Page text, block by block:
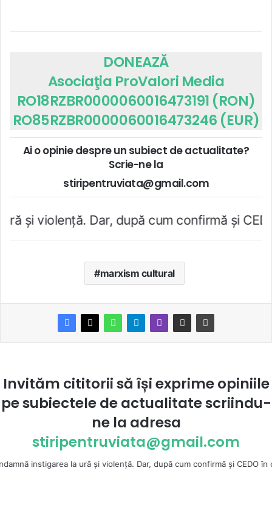
DONEAZĂ
Asociaţia ProValori Media
RO18RZBR0000060016473191 (RON)
RO85RZBR0000060016473246 (EUR)
Ai o opinie despre un subiect de actualitate?
Scrie-ne la
stiripentruviata@gmail.com
Dar, după cum confirmă şi CEDO în
marxism cultural
Invităm cititorii să își exprime opiniile
pe subiectele de actualitate scriindu-
ne la adresa
stiripentruviata@gmail.com
la ură şi violenţă. Dar, după cum confirmă şi CEDO în